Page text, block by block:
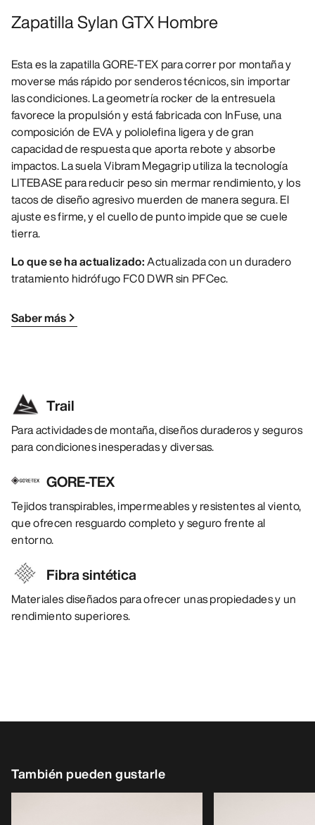
Zapatilla Sylan GTX Hombre
Esta es la zapatilla GORE-TEX para correr por montaña y
moverse más rápido por senderos técnicos, sin importar
las condiciones. La geometría rocker de la entresuela
favorece la propulsión y está fabricada con InFuse, una
composición de EVA y poliolefina ligera y de gran
capacidad de respuesta que aporta rebote y absorbe
impactos. La suela Vibram Megagrip utiliza la tecnología
LITEBASE para reducir peso sin mermar rendimiento, y los
tacos de diseño agresivo muerden de manera segura. El
ajuste es firme, y el cuello de punto impide que se cuele
tierra.
Lo que se ha actualizado:Actualizada con un duradero
tratamiento hidrófugo FC0 DWR sin PFCec.
Saber más
Trail
Para actividades de montaña, diseños duraderos y seguros
para condiciones inesperadas y diversas.
GORE-TEX
Tejidos transpirables, impermeables y resistentes al viento,
que ofrecen resguardo completo y seguro frente al
entorno.
Fibra sintética
Materiales diseñados para ofrecer unas propiedades y un
rendimiento superiores.
También pueden gustarle